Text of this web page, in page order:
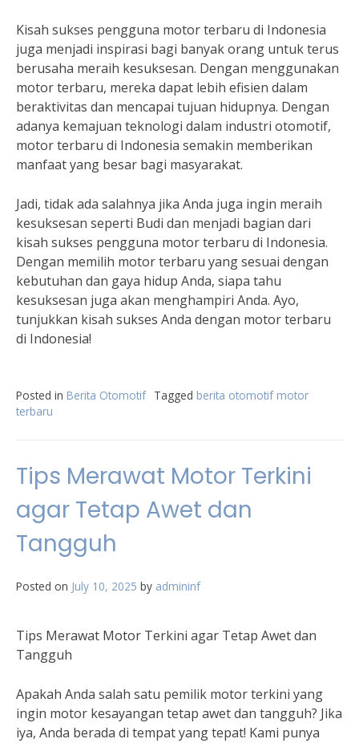
Kisah sukses pengguna motor terbaru di Indonesia
juga menjadi inspirasi bagi banyak orang untuk terus
berusaha meraih kesuksesan. Dengan menggunakan
motor terbaru, mereka dapat lebih efisien dalam
beraktivitas dan mencapai tujuan hidupnya. Dengan
adanya kemajuan teknologi dalam industri otomotif,
motor terbaru di Indonesia semakin memberikan
manfaat yang besar bagi masyarakat.
Jadi, tidak ada salahnya jika Anda juga ingin meraih
kesuksesan seperti Budi dan menjadi bagian dari
kisah sukses pengguna motor terbaru di Indonesia.
Dengan memilih motor terbaru yang sesuai dengan
kebutuhan dan gaya hidup Anda, siapa tahu
kesuksesan juga akan menghampiri Anda. Ayo,
tunjukkan kisah sukses Anda dengan motor terbaru
di Indonesia!
Posted in Berita Otomotif Tagged berita otomotif motor
terbaru
Tips Merawat Motor Terkini
agar Tetap Awet dan
Tangguh
Posted on July 10, 2025 by admininf
Tips Merawat Motor Terkini agar Tetap Awet dan
Tangguh
Apakah Anda salah satu pemilik motor terkini yang
ingin motor kesayangan tetap awet dan tangguh? Jika
iya, Anda berada di tempat yang tepat! Kami punya